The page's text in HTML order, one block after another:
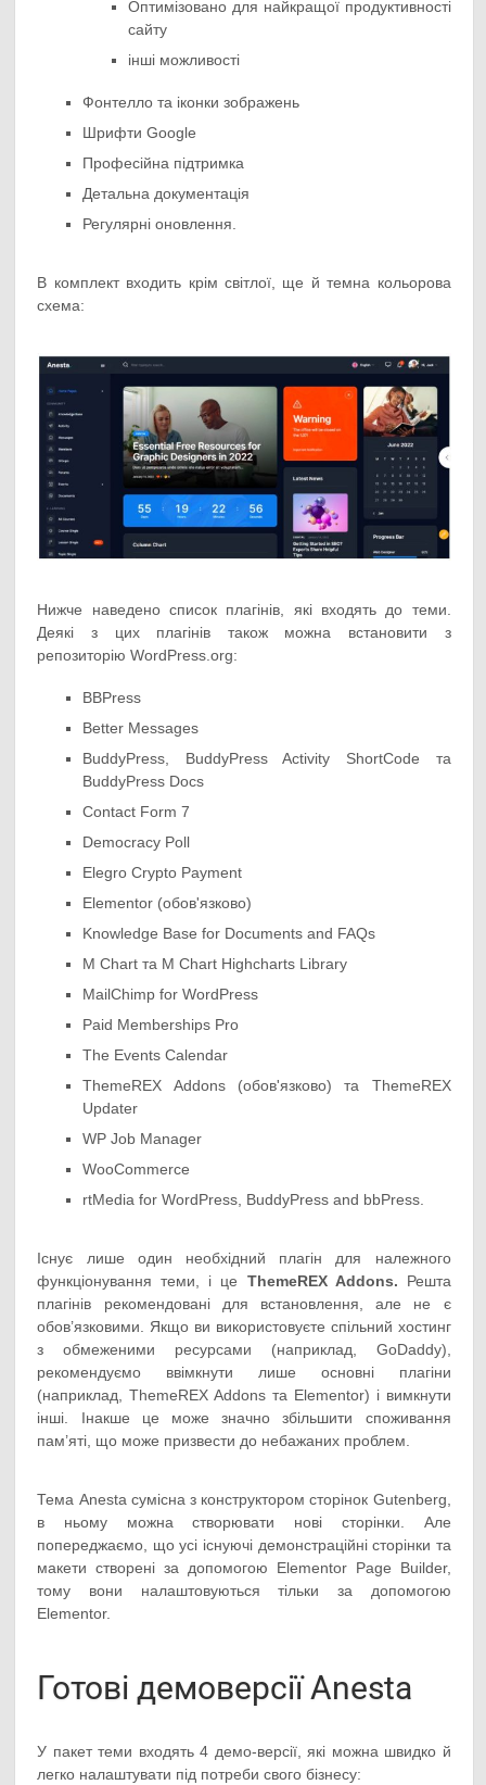
Оптимізовано для найкращої продуктивності
сайту
інші можливості
Фонтелло та іконки зображень
Шрифти Google
Професійна підтримка
Детальна документація
Регулярні оновлення.
В комплект входить крім світлої, ще й темна кольорова
схема:
Нижче наведено список плагінів, які входять до теми.
Деякі з цих плагінів також можна встановити з
репозиторію WordPress.org:
BBPress
Better Messages
BuddyPress, BuddyPress Activity ShortCode та
BuddyPress Docs
Contact Form 7
Democracy Poll
Elegro Crypto Payment
Elementor (обов'язково)
Knowledge Base for Documents and FAQs
M Chart та M Chart Highcharts Library
MailChimp for WordPress
Paid Memberships Pro
The Events Calendar
ThemeREX Addons (обов'язково) та ThemeREX
Updater
WP Job Manager
WooCommerce
rtMedia for WordPress, BuddyPress and bbPress.
Існує лише один необхідний плагін для належного
функціонування теми, і це ThemeREX Addons. Решта
плагінів рекомендовані для встановлення, але не є
обов’язковими. Якщо ви використовуєте спільний хостинг
з обмеженими ресурсами (наприклад, GoDaddy),
рекомендуємо ввімкнути лише основні плагіни
(наприклад, ThemeREX Addons та Elementor) і вимкнути
інші. Інакше це може значно збільшити споживання
пам’яті, що може призвести до небажаних проблем.
Тема Anesta сумісна з конструктором сторінок Gutenberg,
в ньому можна створювати нові сторінки. Але
попереджаємо, що усі існуючі демонстраційні сторінки та
макети створені за допомогою Elementor Page Builder,
тому вони налаштовуються тільки за допомогою
Elementor.
Готові демоверсії Anesta
У пакет теми входять 4 демо-версії, які можна швидко й
легко налаштувати під потреби свого бізнесу: